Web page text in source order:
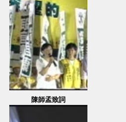
陳師孟致詞